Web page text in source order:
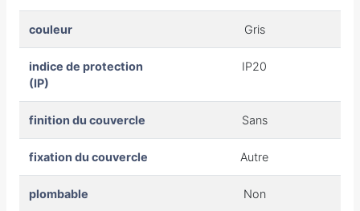
couleur Gris
indice de protection
(IP)
IP20
finition du couvercle Sans
fixation du couvercle Autre
plombable Non